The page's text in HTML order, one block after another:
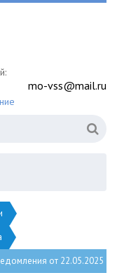
mo-vss@mail.ru
от 22.05.2025